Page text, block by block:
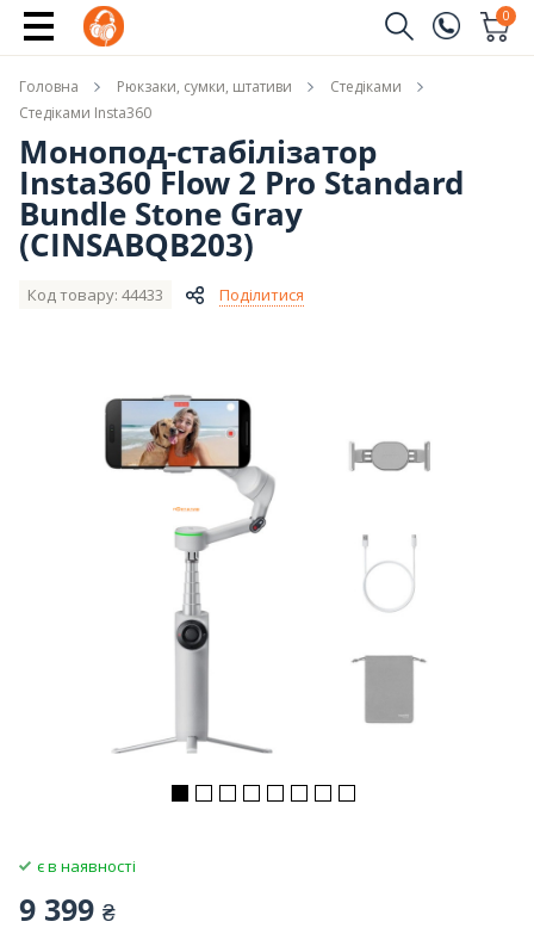
(096)
(044)
0
Ім'я
Телефон
Надіслати
Головна Рюкзаки, сумки, штативи
Стедіками
Стедіками Insta360
Монопод-стабілізатор
Insta360 Flow 2 Pro Standard
Bundle Stone Gray
(CINSABQB203)
Код товару: 44433 Поділитися
є в наявності
9 399 ₴
Купити